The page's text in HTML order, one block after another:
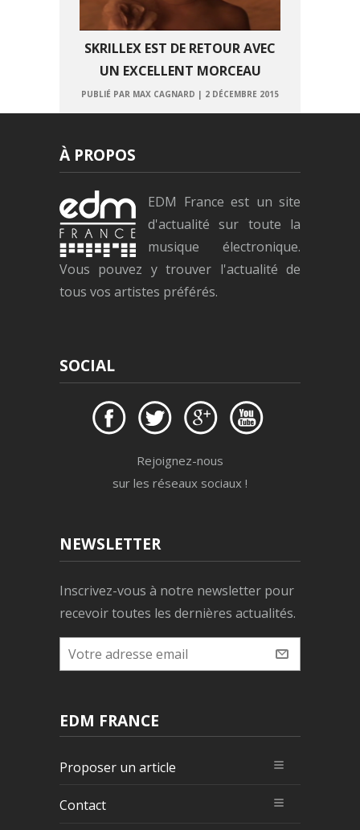
SKRILLEX EST DE RETOUR AVEC
UN EXCELLENT MORCEAU
PUBLIÉ PAR MAX CAGNARD | 2 DÉCEMBRE 2015
À PROPOS
EDM France est un site
d'actualité sur toute la
musique électronique.
Vous pouvez y trouver l'actualité de
tous vos artistes préférés.
SOCIAL
Rejoignez-nous
sur les réseaux sociaux !
NEWSLETTER
Inscrivez-vous à notre newsletter pour
recevoir toutes les dernières actualités.
EDM FRANCE
Proposer un article
Contact